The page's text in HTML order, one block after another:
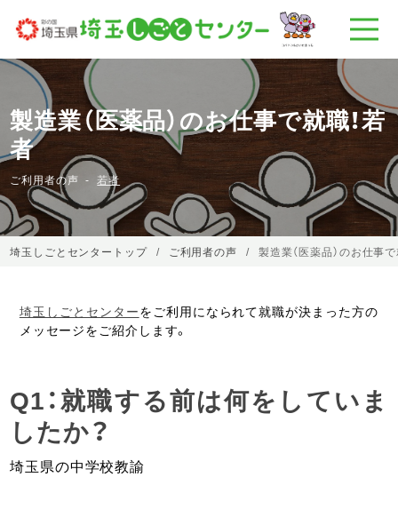
製造業（医薬品）のお仕事で就職！若
者
ご利用者の声 若者
埼玉しごとセンタートップ ご利用者の声 製造業（医薬品）のお仕事
埼玉しごとセンターをご利用になられて就職が決まった方の
メッセージをご紹介します。
Q1：就職する前は何をしていま
したか？
埼玉県の中学校教諭